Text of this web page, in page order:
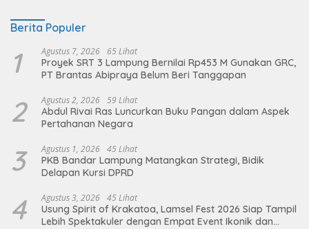
Berita Populer
1 Agustus 7, 2026 65 Lihat
Proyek SRT 3 Lampung Bernilai Rp453 M Gunakan GRC,
PT Brantas Abipraya Belum Beri Tanggapan
2 Agustus 2, 2026 59 Lihat
Abdul Rivai Ras Luncurkan Buku Pangan dalam Aspek
Pertahanan Negara
3 Agustus 1, 2026 45 Lihat
PKB Bandar Lampung Matangkan Strategi, Bidik
Delapan Kursi DPRD
4 Agustus 3, 2026 45 Lihat
Usung Spirit of Krakatoa, Lamsel Fest 2026 Siap Tampil
Lebih Spektakuler dengan Empat Event Ikonik dan